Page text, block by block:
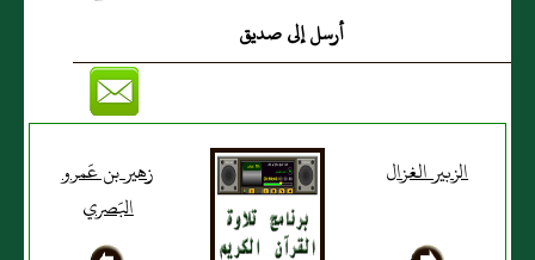
أرسل إلى صديق
الزبير الغزال
زهير بن عَمرو
البَصري